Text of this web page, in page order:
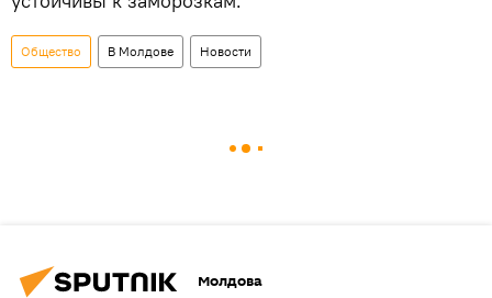
Общество В Молдове Новости
Молдова